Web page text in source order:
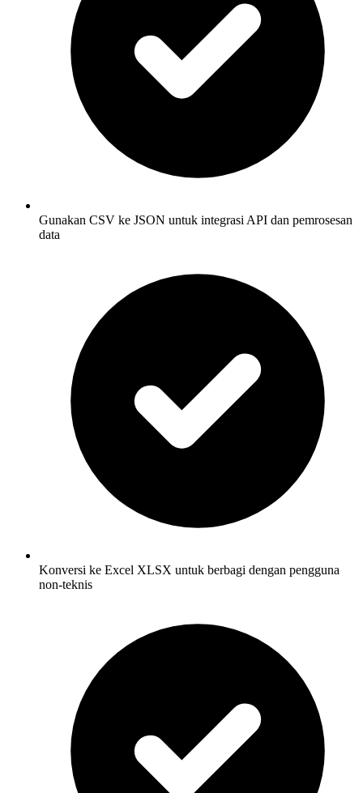
Gunakan CSV ke JSON untuk integrasi API dan pemrosesan
data
Konversi ke Excel XLSX untuk berbagi dengan pengguna
non-teknis